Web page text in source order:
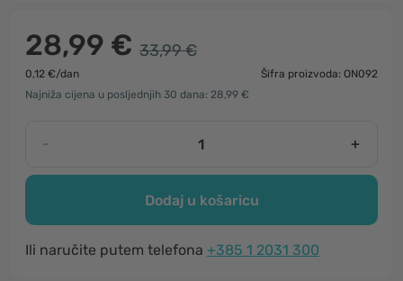
28,99 € 33,99 €
0,12 €/dan
Šifra proizvoda: ON092
Najniža cijena u posljednjih 30 dana: 28,99 €
- +
Dodaj u košaricu
Ili naručite putem telefona +385 1 2031 300